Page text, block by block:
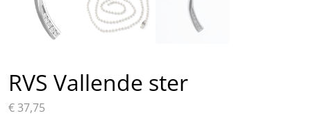
RVS Vallende ster
€37,75